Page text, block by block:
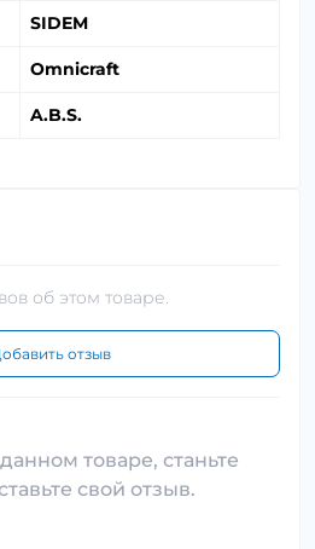
SIDEM
Omnicraft
A.B.S.
об этом товаре.
отзыв
товаре, станьте
свой отзыв.